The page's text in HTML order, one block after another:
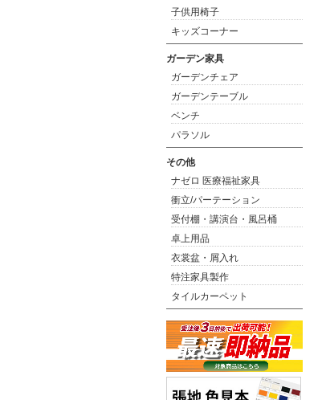
子供用椅子
キッズコーナー
ガーデン家具
ガーデンチェア
ガーデンテーブル
ベンチ
パラソル
その他
ナゼロ 医療福祉家具
衝立/パーテーション
受付棚・講演台・風呂桶
卓上用品
衣裳盆・屑入れ
特注家具製作
タイルカーペット